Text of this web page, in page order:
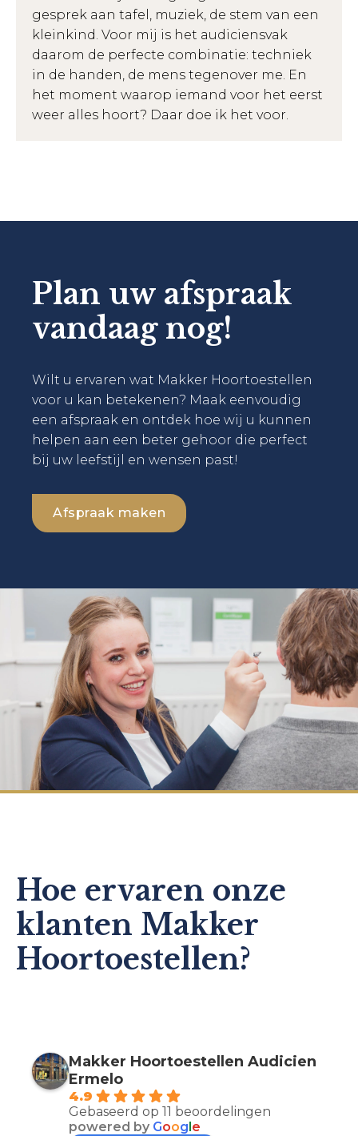
gesprek aan tafel, muziek, de stem van een
kleinkind. Voor mij is het audiciensvak
daarom de perfecte combinatie: techniek
in de handen, de mens tegenover me. En
het moment waarop iemand voor het eerst
weer alles hoort? Daar doe ik het voor.
Plan uw afspraak
vandaag nog!
Wilt u ervaren wat Makker Hoortoestellen
voor u kan betekenen? Maak eenvoudig
een afspraak en ontdek hoe wij u kunnen
helpen aan een beter gehoor die perfect
bij uw leefstijl en wensen past!
Afspraak maken
Hoe ervaren onze
klanten Makker
Hoortoestellen?
Makker Hoortoestellen Audicien
Ermelo
4.9
Gebaseerd op 11 beoordelingen
powered by Google